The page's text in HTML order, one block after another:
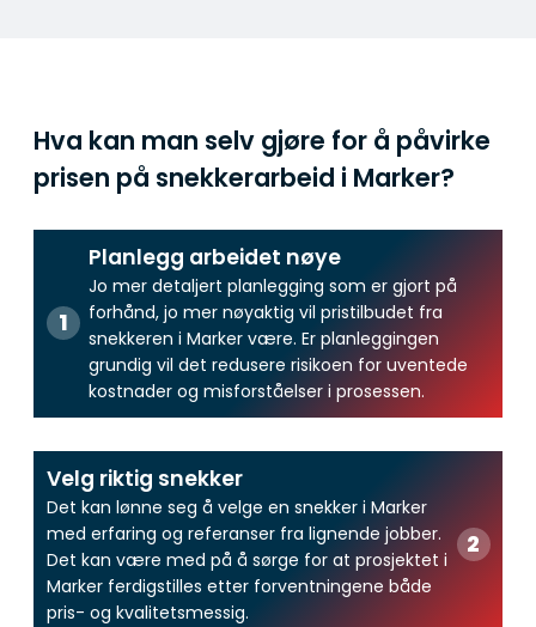
Hva kan man selv gjøre for å påvirke
prisen på snekkerarbeid i Marker?
Planlegg arbeidet nøye
Jo mer detaljert planlegging som er gjort på
forhånd, jo mer nøyaktig vil pristilbudet fra
snekkeren i Marker være. Er planleggingen
grundig vil det redusere risikoen for uventede
kostnader og misforståelser i prosessen.
Velg riktig snekker
Det kan lønne seg å velge en snekker i Marker
med erfaring og referanser fra lignende jobber.
Det kan være med på å sørge for at prosjektet i
Marker ferdigstilles etter forventningene både
pris- og kvalitetsmessig.